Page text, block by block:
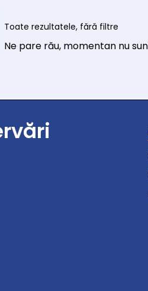
Toate rezultatele, fără filtre
Ne pare rău, momentan nu